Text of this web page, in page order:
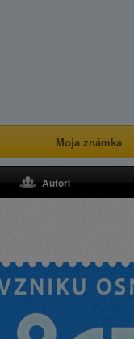
Moja známka
Autori